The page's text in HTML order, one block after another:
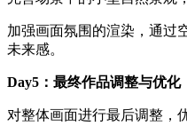
加强画面氛围的渲染，通过
未来感。
Day5：最终作品调整与优化
对整体画面进行最后调整，